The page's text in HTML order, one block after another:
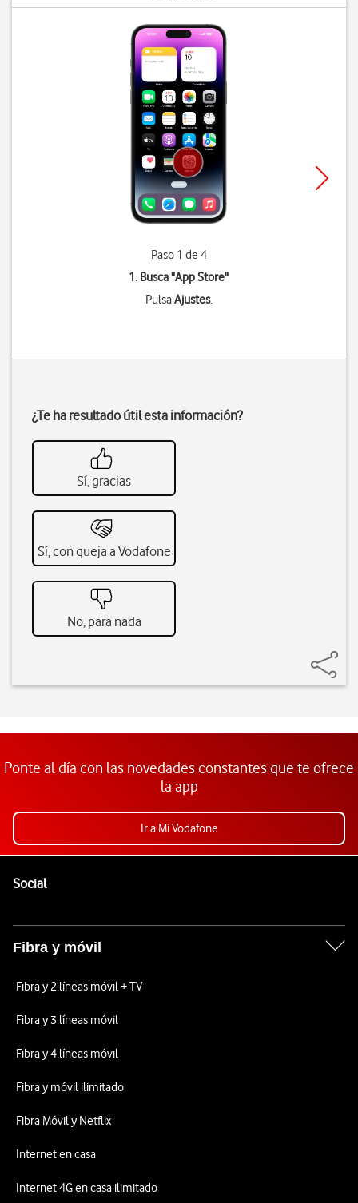
Paso 1 de 4
1. Busca "App Store"
PulsaAjustes.
¿Te ha resultado útil esta información?
Sí, gracias
Sí, con queja a Vodafone
No, para nada
Ponte al día con las novedades constantes que te ofrece
la app
Ir a Mi Vodafone
SocialEnlaces a las redes sociales de Vodafone
Fibra y móvil
Fibra y 2 líneas móvil + TV
Fibra y 3 líneas móvil
Fibra y 4 líneas móvil
Fibra y móvil ilimitado
Fibra Móvil y Netflix
Internet en casa
Internet 4G en casa ilimitado